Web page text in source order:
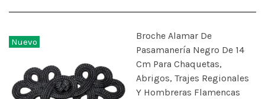
Nuevo
Broche Alamar De
Pasamanería Negro De 14
Cm Para Chaquetas,
Abrigos, Trajes Regionales
Y Hombreras Flamencas